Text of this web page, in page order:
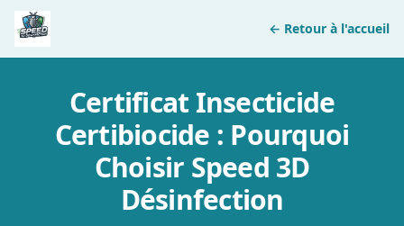
← Retour à l'accueil
Certificat Insecticide
Certibiocide : Pourquoi
Choisir Speed 3D
Désinfection